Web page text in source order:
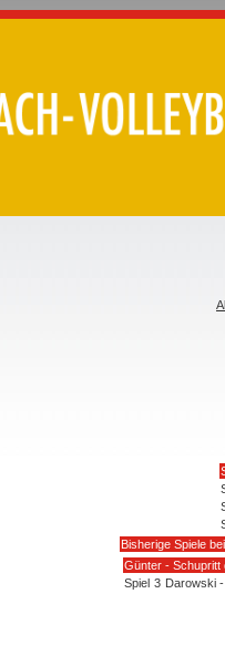
Bisherige Spiele
Günter - Schupritt
Spiel 3 Darowski